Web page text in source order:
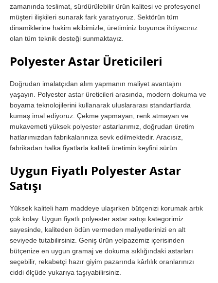
zamanında teslimat, sürdürülebilir ürün kalitesi ve profesyonel
müşteri ilişkileri sunarak fark yaratıyoruz. Sektörün tüm
dinamiklerine hakim ekibimizle, üretiminiz boyunca ihtiyacınız
olan tüm teknik desteği sunmaktayız.
Polyester Astar Üreticileri
Doğrudan imalatçıdan alım yapmanın maliyet avantajını
yaşayın. Polyester astar üreticileri arasında, modern dokuma ve
boyama teknolojilerini kullanarak uluslararası standartlarda
kumaş imal ediyoruz. Çekme yapmayan, renk atmayan ve
mukavemeti yüksek polyester astarlarımız, doğrudan üretim
hatlarımızdan fabrikalarınıza sevk edilmektedir. Aracısız,
fabrikadan halka fiyatlarla kaliteli üretimin keyfini sürün.
Uygun Fiyatlı Polyester Astar
Satışı
Yüksek kaliteli ham maddeye ulaşırken bütçenizi korumak artık
çok kolay. Uygun fiyatlı polyester astar satışı kategorimiz
sayesinde, kaliteden ödün vermeden maliyetlerinizi en alt
seviyede tutabilirsiniz. Geniş ürün yelpazemiz içerisinden
bütçenize en uygun gramaj ve dokuma sıklığındaki astarları
seçebilir, rekabetçi hazır giyim pazarında kârlılık oranlarınızı
ciddi ölçüde yukarıya taşıyabilirsiniz.